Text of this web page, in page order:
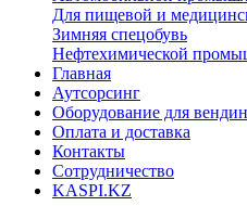
Для пищевой и
Зимняя спецобувь
Нефтехимической
Главная
Аутсорсинг
Оборудование для
Оплата и доставка
Контакты
Сотрудничество
KASPI.KZ